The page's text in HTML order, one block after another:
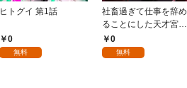
ヒトグイ 第1話
0
無料
社畜過ぎて仕事を辞め
ることにした天才宮廷
魔術師～辺境の地でス
ローライフを夢見る
0
無料